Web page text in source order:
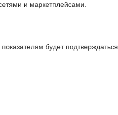
и маркетплейсами.
будет подтверждаться